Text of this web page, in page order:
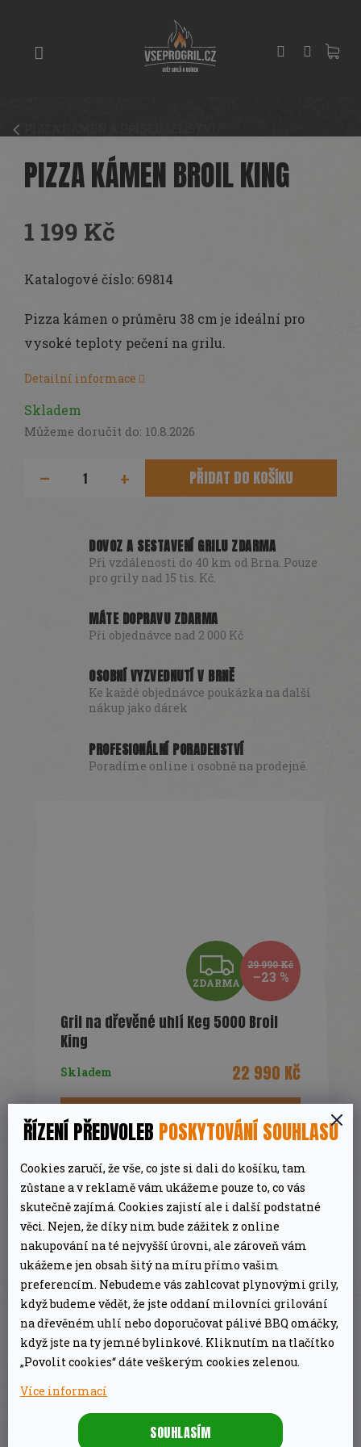
ŘÍZENÍ PŘEDVOLEB POSKYTOVÁNÍ SOUHLASU
Cookies zaručí, že vše, co jste si dali do košíku, tam
zůstane a v reklamě vám ukážeme pouze to, co vás
skutečně zajímá. Cookies zajistí ale i další podstatné
věci. Nejen, že díky nim bude zážitek z online
nakupování na té nejvyšší úrovni, ale zároveň vám
ukážeme jen obsah šitý na míru přímo vašim
preferencím. Nebudeme vás zahlcovat plynovými grily,
když budeme vědět, že jste oddaní milovníci grilování
na dřevěném uhlí nebo doporučovat pálivé BBQ omáčky,
když jste na ty jemné bylinkové. Kliknutím na tlačítko
„Povolit cookies“ dáte veškerým cookies zelenou.
Více informací
SOUHLASÍM
UDÍRNY
DŘEVO
OMÁČKY
PEČENÍ
DÁRKY
SEZÓNNÍ
SLEVY
PIZZA KÁMEN BROIL KING
1 199 Kč
cena:
Skladem
Můžeme doručit do: 10.8.2026
PŘIDAT DO KOŠÍKU
Katalogové číslo: 69814
Pizza kámen o průměru 38 cm je ideální pro
vysoké teploty pečení na grilu.
Detailní informace
DOVOZ A SESTAVENÍ GRILU ZDARMA
Při vzdálenosti do 40 km od Brna. Pouze
pro grily nad 15 tis. Kč.
MÁTE DOPRAVU ZDARMA
Při objednávce nad 2 000 Kč
OSOBNÍ VYZVEDNUTÍ V BRNĚ
Ke každé objednávce poukázka na další
nákup jako dárek
PROFESIONÁLNÍ PORADENSTVÍ
Poradíme online i osobně na prodejně.
Z
D
A
R
M
A
ZDARMA
29 990 Kč
–23 %
Gril na dřevěné uhlí Keg 5000 Broil
King
Skladem 22 990 Kč
POPIS DISKUZE ZNAČKA
DETAILNÍ POPIS PRODUKTU
Pizza kámen o průměru 38 cm je ideální pro
vysoké teploty pečení na grilu. Deska silná 1,9
cm poskytuje rovnoměrnější teplo a lepší izolaci
od přímých plamenů.